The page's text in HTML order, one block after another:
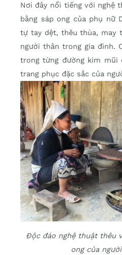
Nơi đây nổi tiếng với nghệ
bằng sáp ong của phụ nữ
tự tay dệt, thêu thùa, may
người thân trong gia đình.
trong từng đường kim mũi
trang phục đặc sắc của
Độc đáo nghệ thuật thêu
ong của